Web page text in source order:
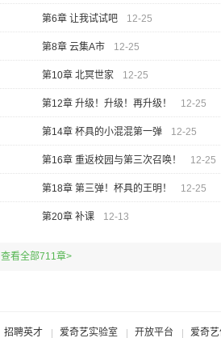
第6章 让我试试吧 12-25
第8章 云集A市 12-25
第10章 北冥世家 12-25
第12章 升级！升级！再升级！ 12-25
第14章 杯具的小混混第一弹 12-25
第16章 重返校园与第三次召唤！ 12-25
第18章 第三弹！杯具的王明！ 12-25
第20章 补课 12-13
查看全部711章>
招聘英才 爱奇艺实验室 开放平台 爱奇